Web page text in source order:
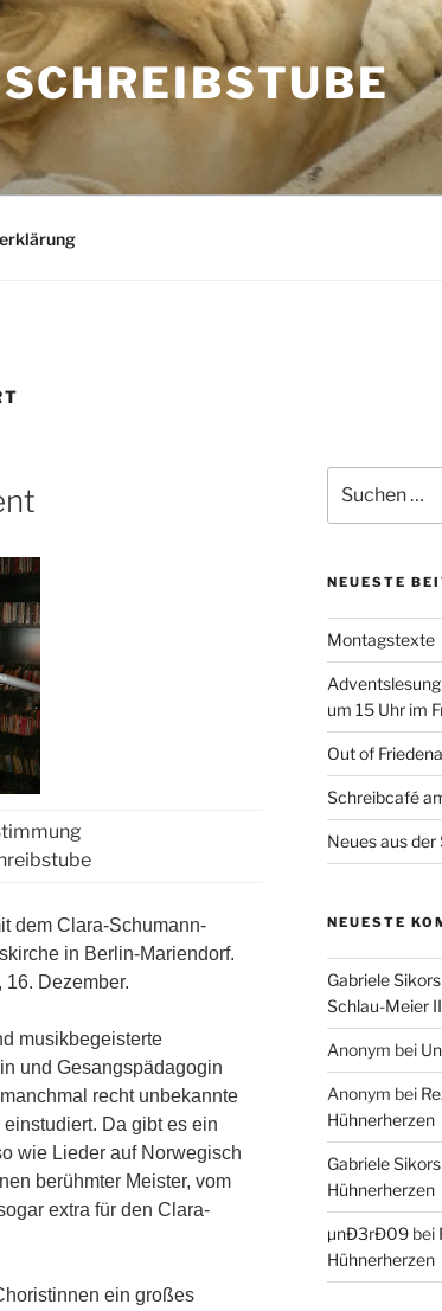
dem Clara-Schumann-
in Berlin-Mariendorf.
16. Dezember.
musikbegeisterte
und Gesangspädagogin
recht unbekannte
Da gibt es ein
wie Lieder auf Norwegisch
berühmter Meister, vom
extra für den Clara-
ein großes
nach:
NEUESTE
Montagstexte
um 15 Uhr im
Out of
Schreibcafé
Neues aus
NEUESTE
Gabriele
Schlau-Meier II
Anonym bei
Anonym bei
Hühnerherzen
Gabriele
Hühnerherzen
µnÐ3rÐ09bei
Hühnerherzen